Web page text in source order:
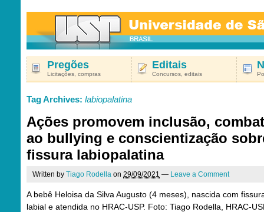
Pregões
Licitações, compras
Editais
Concursos, editais
Tag Archives: labiopalatina
Ações promovem inclusão,
ao bullying e conscientização
fissura labiopalatina
Written by Tiago Rodella on 29/09/2021 — Leave a Comment
A bebê Heloisa da Silva Augusto (4 meses), nascida com
labial e atendida no HRAC-USP. Foto: Tiago Rodella, HRAC-